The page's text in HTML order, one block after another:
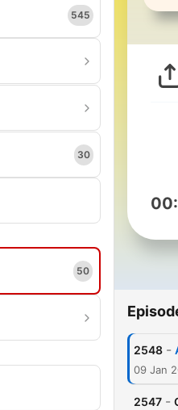
545
30
50
2548 -
09 Jan
2547 -